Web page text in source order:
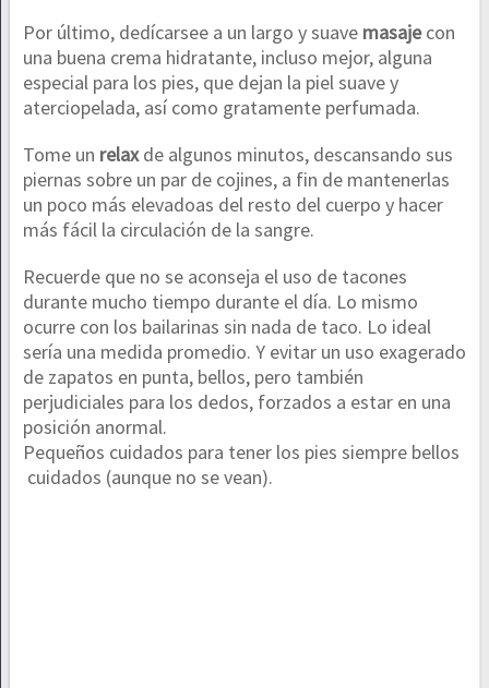
Por último, dedícarsee a un largo y suave masajecon
una buena crema hidratante, incluso mejor, alguna
especial para los pies, que dejan la piel suave y
aterciopelada, así como gratamente perfumada.
Tome un relaxde algunos minutos, descansando sus
piernas sobre un par de cojines, a fin de mantenerlas
un poco más elevadoas del resto del cuerpo y hacer
más fácil la circulación de la sangre.
Recuerde que no se aconseja el uso de tacones
durante mucho tiempo durante el día. Lo mismo
ocurre con los bailarinas sin nada de taco. Lo ideal
sería una medida promedio. Y evitar un uso exagerado
de zapatos en punta, bellos, pero también
perjudiciales para los dedos, forzados a estar en una
posición anormal.
Pequeños cuidados para tener los pies siempre bellos
cuidados (aunque no se vean).